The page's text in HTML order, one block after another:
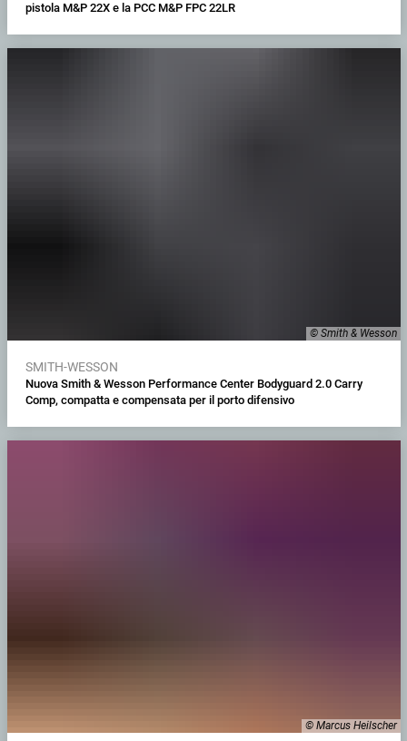
pistola M&P 22X e la PCC M&P FPC 22LR
© Smith & Wesson
SMITH-WESSON
Nuova Smith & Wesson Performance Center Bodyguard 2.0 Carry
Comp, compatta e compensata per il porto difensivo
© Marcus Heilscher